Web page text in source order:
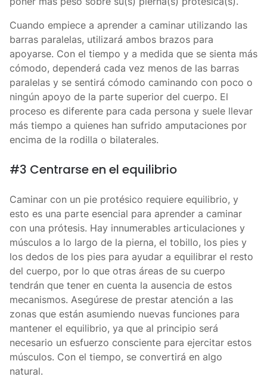
Cuando empiece a aprender a caminar utilizando las
barras paralelas, utilizará ambos brazos para
apoyarse. Con el tiempo y a medida que se sienta más
cómodo, dependerá cada vez menos de las barras
paralelas y se sentirá cómodo caminando con poco o
ningún apoyo de la parte superior del cuerpo. El
proceso es diferente para cada persona y suele llevar
más tiempo a quienes han sufrido amputaciones por
encima de la rodilla o bilaterales.
#3 Centrarse en el equilibrio
Caminar con un pie protésico requiere equilibrio, y
esto es una parte esencial para aprender a caminar
con una prótesis. Hay innumerables articulaciones y
músculos a lo largo de la pierna, el tobillo, los pies y
los dedos de los pies para ayudar a equilibrar el resto
del cuerpo, por lo que otras áreas de su cuerpo
tendrán que tener en cuenta la ausencia de estos
mecanismos. Asegúrese de prestar atención a las
zonas que están asumiendo nuevas funciones para
mantener el equilibrio, ya que al principio será
necesario un esfuerzo consciente para ejercitar estos
músculos. Con el tiempo, se convertirá en algo
natural.